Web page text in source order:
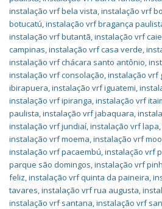
instalação vrf bela vista,instalação vrf
botucatú,instalação vrf bragança
instalação vrf butantã,instalação vrf
campinas,instalação vrf casa verde,
instalação vrf chácara santo antônio,
instalação vrf consolação,instalação vrf
ibirapuera,instalação vrf iguatemi,
instalação vrf ipiranga,instalação vrf
paulista,instalação vrf jabaquara,
instalação vrf jundiaí,instalação vrf lapa,
instalação vrf moema,instalação vrf
instalação vrf pacaembú,instalação vrf
parque são domingos,instalação vrf
feliz,instalação vrf quinta da paineira,
tavares,instalação vrf rua augusta,
instalação vrf santana,instalação vrf